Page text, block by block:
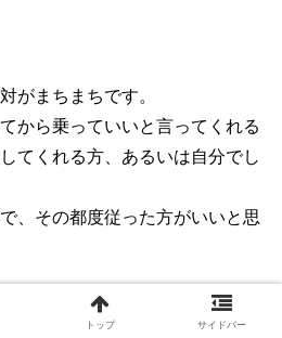
がまちまちです。
から乗っていいと言ってくれる
てくれる方、あるいは自分でし
、その都度従った方がいいと思
トップ サイドバー